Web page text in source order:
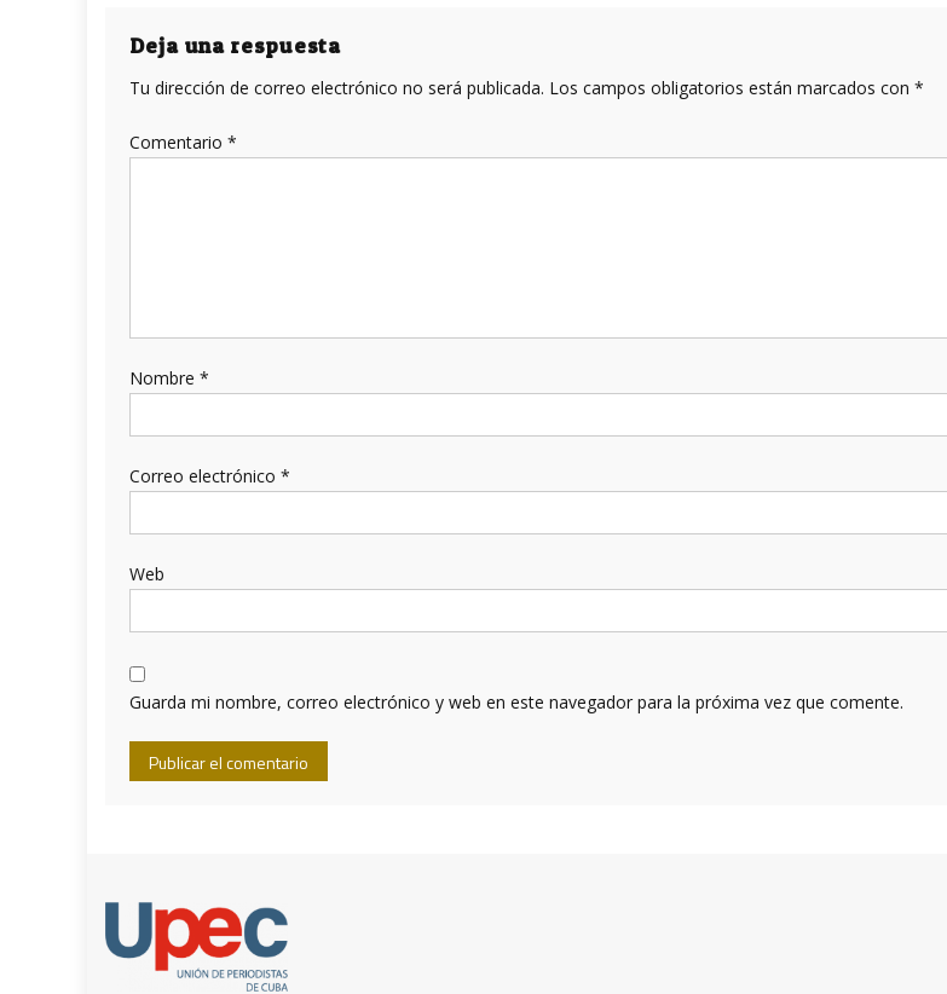
entradas
Deja una respuesta
Tu dirección de correo electrónico no será publicada. Los campos obligatorios están marcados con *
Comentario *
Nombre *
Correo electrónico *
Web
Guarda mi nombre, correo electrónico y web en este navegador para la próxima vez que comente.